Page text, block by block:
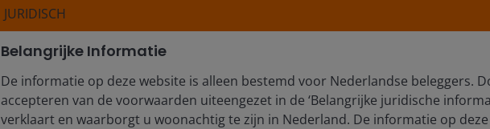
JURIDISCH
Belangrijke Informatie
De informatie op deze website is alleen bestemd voor Nederlandse beleggers.
accepteren van de voorwaarden uiteengezet in de ‘Belangrijke juridische
verklaart en waarborgt u woonachtig te zijn in Nederland. De informatie op